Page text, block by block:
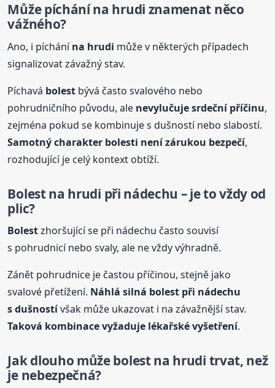
Může píchánína hrudi znamenat něco
vážného?
Ano, i píchánína hrudi může v některých případech
signalizovat závažný stav.
Píchavá bolest bývá často svalového nebo
pohrudničního původu, ale nevylučuje srdeční příčinu,
zejména pokud se kombinuje s dušností nebo slabostí.
Samotný charakter bolesti není zárukou bezpečí,
rozhodující je celý kontext obtíží.
Bolestna hrudi při nádechu – je to vždy od
plic?
Bolestzhoršující se při nádechu často souvisí
s pohrudnicí nebo svaly, ale ne vždy výhradně.
Zánět pohrudnice je častou příčinou, stejně jako
svalové přetížení. Náhlá silná bolest při nádechu
s dušnostívšak může ukazovat i na závažnější stav.
Taková kombinace vyžaduje lékařské vyšetření.
Jak dlouho můžebolestna hrudi trvat, než
je nebezpečná?